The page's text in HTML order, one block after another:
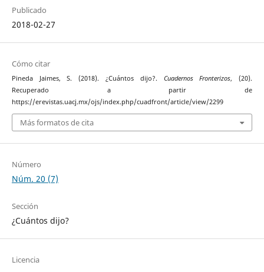
Publicado
2018-02-27
Cómo citar
Pineda Jaimes, S. (2018). ¿Cuántos dijo?. Cuadernos Fronterizos, (20).
Recuperado a partir de
https://erevistas.uacj.mx/ojs/index.php/cuadfront/article/view/2299
Más formatos de cita
Número
Núm. 20 (7)
Sección
¿Cuántos dijo?
Licencia